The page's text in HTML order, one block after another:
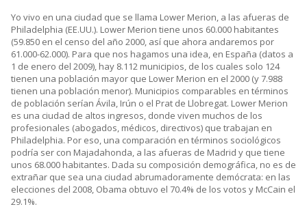
Yo vivo en una ciudad que se llama Lower Merion, a las afueras de
Philadelphia (EE.UU.). Lower Merion tiene unos 60.000 habitantes
(59.850 en el censo del año 2000, así que ahora andaremos por
61.000-62.000). Para que nos hagamos una idea, en España (datos a
1 de enero del 2009), hay 8.112 municipios, de los cuales solo 124
tienen una población mayor que Lower Merion en el 2000 (y 7.988
tienen una población menor). Municipios comparables en términos
de población serían Ávila, Irún o el Prat de Llobregat. Lower Merion
es una ciudad de altos ingresos, donde viven muchos de los
profesionales (abogados, médicos, directivos) que trabajan en
Philadelphia. Por eso, una comparación en términos sociológicos
podría ser con Majadahonda, a las afueras de Madrid y que tiene
unos 68.000 habitantes. Dada su composición demográfica, no es de
extrañar que sea una ciudad abrumadoramente demócrata: en las
elecciones del 2008, Obama obtuvo el 70.4% de los votos y McCain el
29.1%.